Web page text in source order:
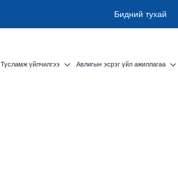
Бидний тухай
Тусламж үйлчилгээ Авлигын эсрэг үйл ажиллагаа